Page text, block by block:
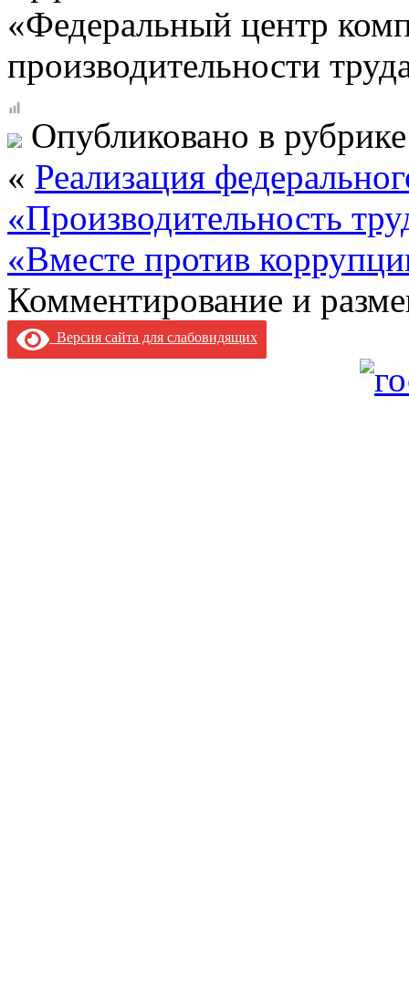
«Федеральный центр
производительности
Опубликовано в
« Реализация
«Производительность
«Вместе против
Комментирование и
Версия сайта для слабовидящих